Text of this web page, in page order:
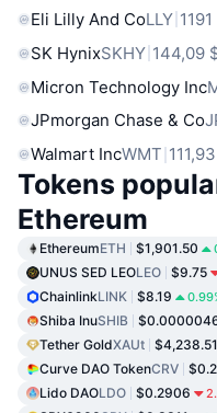
Eli Lilly And CoLLY
SK HynixSKHY 144,09
Micron Technology Inc
JPmorgan Chase & Co
Walmart IncWMT
Tokens
Ethereum
EthereumETH $1,901.50
UNUS SED LEOLEO $9.75
ChainlinkLINK $8.19
Shiba InuSHIB
Tether GoldXAUt $4,238.51
Curve DAO TokenCRV
Lido DAOLDO $0.2906